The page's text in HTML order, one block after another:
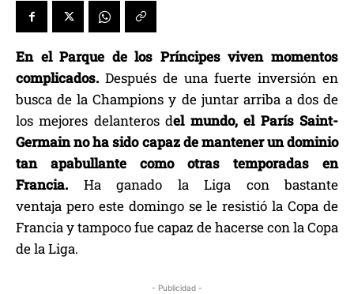
En el Parque de los Príncipes viven momentos
complicados. Después de una fuerte inversión en
busca de la Champions y de juntar arriba a dos de
los mejores delanteros del mundo, el París Saint-
Germain no ha sido capaz de mantener un dominio
tan apabullante como otras temporadas en
Francia. Ha ganado la Liga con bastante
ventaja pero este domingo se le resistió la Copa de
Francia y tampoco fue capaz de hacerse con la Copa
de la Liga.
- Publicidad -